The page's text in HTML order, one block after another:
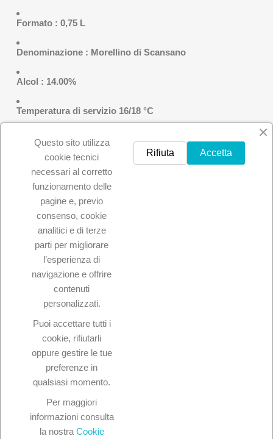
Formato : 0,75 L
Denominazione : Morellino di Scansano
Alcol : 14.00%
Temperatura di servizio 16/18 °C
 AGGIUNGI AL CARRELLO
Dettagli del prodotto
In magazzino 75 Articoli
La nostra azienda
Il tuo account
Questo sito utilizza
cookie tecnici
necessari al corretto
funzionamento delle
pagine e, previo
consenso, cookie
analitici e di terze
parti per migliorare
l’esperienza di
navigazione e offrire
contenuti
personalizzati.
Puoi accettare tutti i
cookie, rifiutarli
oppure gestire le tue
preferenze in
qualsiasi momento.
Per maggiori
informazioni consulta
la nostra Cookie
Accetta
Rifiuta